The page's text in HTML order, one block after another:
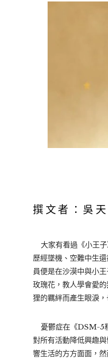
撰文者：吳
大家有看過《小王子
歷經墜機、空難中生
員便是在沙漠中與小
玫瑰花，教人學會愛
狸的羈絆而產生眼淚
憂鬱症在《DSM-5
對所有活動降低興趣
響生活的方方面面，